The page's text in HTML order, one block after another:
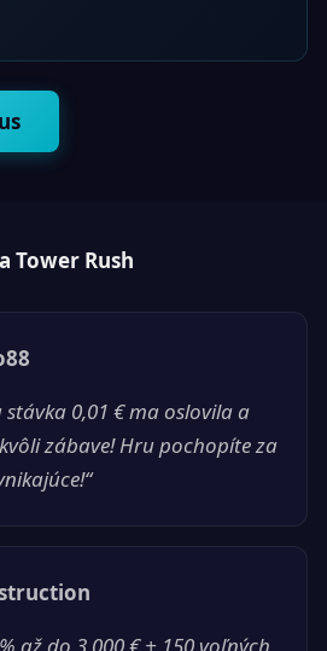
Tower Rush
0,01 € ma oslovila a
zábave! Hru pochopíte za
až do 3 000 € + 150 voľných